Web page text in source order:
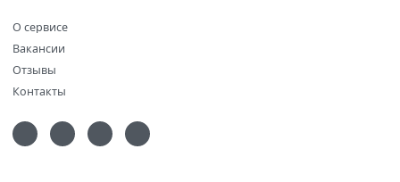
О сервисе
Вакансии
Отзывы
Контакты